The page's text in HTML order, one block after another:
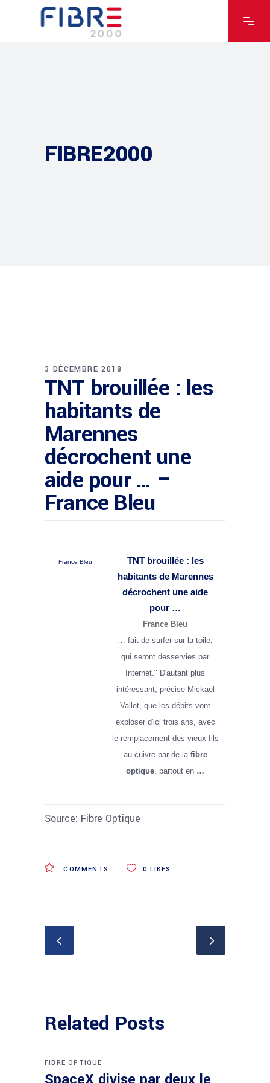
FIBRE2000
3 DÉCEMBRE 2018
TNT brouillée : les
habitants de
Marennes
décrochent une
aide pour … –
France Bleu
France Bleu
TNT brouillée : les
habitants de Marennes
décrochent une aide
pour …
France Bleu
… fait de surfer sur la toile,
qui seront desservies par
Internet." D'autant plus
intéressant, précise Mickaël
Vallet, que les débits vont
exploser d'ici trois ans, avec
le remplacement des vieux fils
au cuivre par de la fibre
optique, partout en …
Source: Fibre Optique
COMMENTS 0 LIKES
Related Posts
FIBRE OPTIQUE